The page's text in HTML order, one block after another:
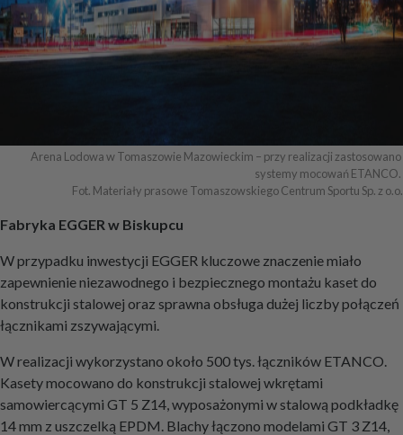
Arena Lodowa w Tomaszowie Mazowieckim – przy realizacji zastosowano
systemy mocowań ETANCO.
Fot. Materiały prasowe Tomaszowskiego Centrum Sportu Sp. z o.o.
Fabryka EGGER w Biskupcu
W przypadku inwestycji EGGER kluczowe znaczenie miało
zapewnienie niezawodnego i bezpiecznego montażu kaset do
konstrukcji stalowej oraz sprawna obsługa dużej liczby połączeń
łącznikami zszywającymi.
W realizacji wykorzystano około 500 tys. łączników ETANCO.
Kasety mocowano do konstrukcji stalowej wkrętami
samowiercącymi GT 5 Z14, wyposażonymi w stalową podkładkę
14 mm z uszczelką EPDM. Blachy łączono modelami GT 3 Z14,